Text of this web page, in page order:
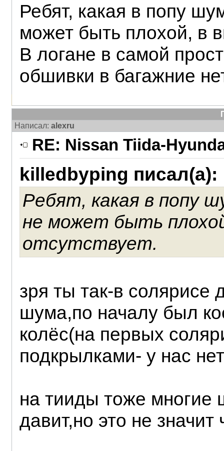
Ребят, какая в попу
может быть плохой, в
В логане в самой
обшивки в багажние
Написал: alexru
RE: Nissan Tiida-
killedbyping писал(а):
Ребят, какая в попу
не может быть
отсутствует.
зря ты так-в солярисе
шума,по началу был
колёс(на первых
подкрылками- у нас
на тииды тоже многие
давит,но это не